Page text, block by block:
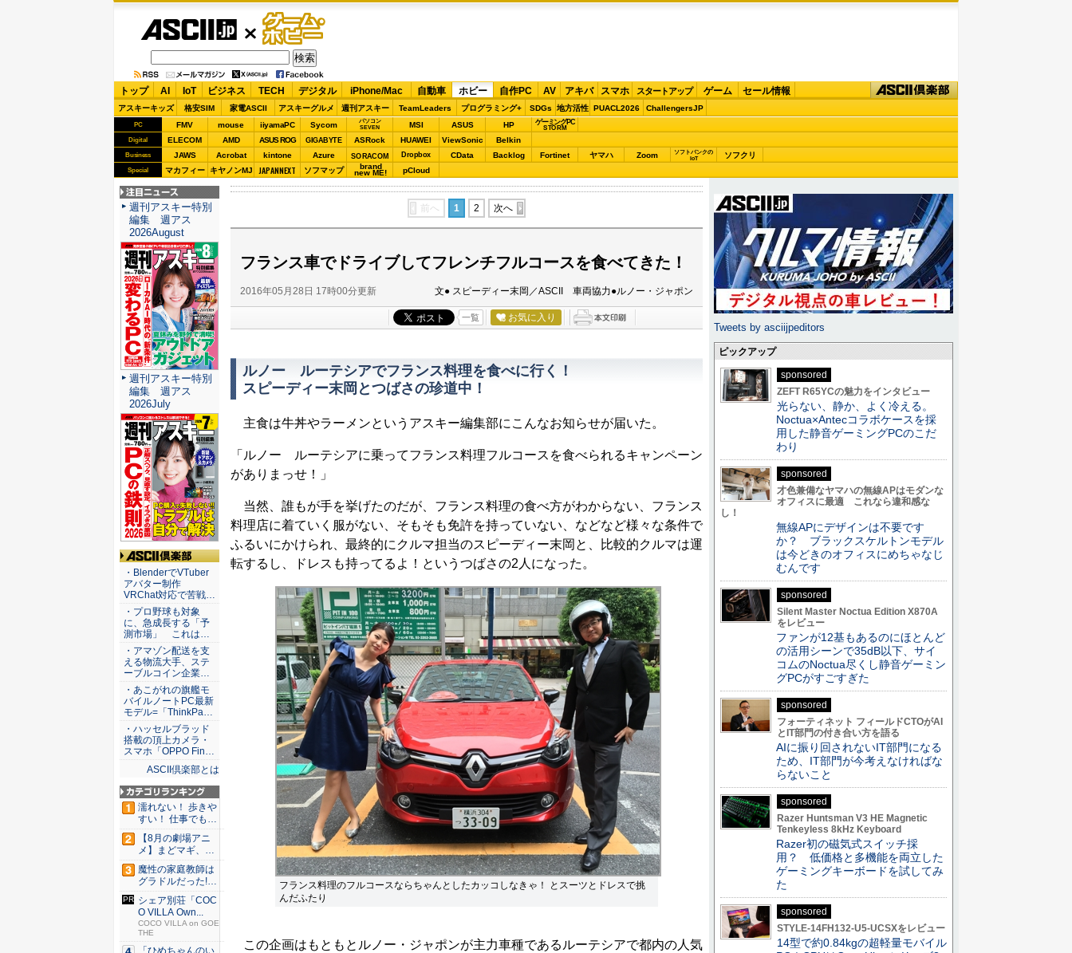
ゲーム・
ホビー
トップ AI IoT ビジネス TECH デジタル iPhone/Mac 自動車 ホビー 自作PC AV アキバ スマホ スタートアップ ゲーム セール情報
アスキーキッズ 格安SIM 家電ASCII アスキーグルメ 週刊アスキー TeamLeaders プログラミング+ SDGs 地方活性 PUACL2026 ChallengersJP
PC FMV mouse iiyamaPC Sycom
パソコン
SEVEN
MSI ASUS HP ゲーミングPC
STORM
Digital ELECOM AMD ASUS ROG GIGABYTE ASRock HUAWEI ViewSonic Belkin
Business JAWS Acrobat kintone Azure SORACOM Dropbox CData Backlog Fortinet ヤマハ Zoom
ソフトバンクの
IoT
ソフクリ
Special マカフィー キヤノンMJ JAPANNEXT ソフマップ brand
new ME! pCloud
前へ 1 2 次へ
フランス車でドライブしてフレンチフルコースを食べてきた！
2016年05月28日 17時00分更新 文● スピーディー末岡／ASCII 車両協力●ルノー・ジャポン
一覧 お気に入り
ルノー ルーテシアでフランス料理を食べに行く！
スピーディー末岡とつばさの珍道中！
主食は牛丼やラーメンというアスキー編集部にこんなお知らせが届いた。
「ルノー ルーテシアに乗ってフランス料理フルコースを食べられるキャンペーン
がありまっせ！」
当然、誰もが手を挙げたのだが、フランス料理の食べ方がわからない、フランス
料理店に着ていく服がない、そもそも免許を持っていない、などなど様々な条件で
ふるいにかけられ、最終的にクルマ担当のスピーディー末岡と、比較的クルマは運
転するし、ドレスも持ってるよ！というつばさの2人になった。
フランス料理のフルコースならちゃんとしたカッコしなきゃ！ とスーツとドレスで挑
んだふたり
この企画はもともとルノー・ジャポンが主力車種であるルーテシアで都内の人気
注目ニュース
週刊アスキー特別
編集 週アス
2026August
週刊アスキー特別
編集 週アス
2026July
ASCII倶楽部
・BlenderでVTuber
アバター制作
VRChat対応で苦戦…
・プロ野球も対象
に、急成長する「予
測市場」 これは…
・アマゾン配送を支
える物流大手、ステ
ーブルコイン企業…
・あこがれの旗艦モ
バイルノートPC最新
モデル=「ThinkPa…
・ハッセルブラッド
搭載の頂上カメラ・
スマホ「OPPO Fin…
ASCII倶楽部とは
濡れない！ 歩きや
すい！ 仕事でも履
ける...
【8月の劇場アニ
メ】まどマギ、13
年ぶり...
魔性の家庭教師は
グラドルだった!?
村雨...
シェア別荘「COC
O VILLA Own...
COCO VILLA on GOE
THE
Tweets by asciijpeditors
ピックアップ
sponsored
ZEFT R65YCの魅力をインタビュー
光らない、静か、よく冷える。
Noctua×Antecコラボケースを採
用した静音ゲーミングPCのこだ
わり
sponsored
才色兼備なヤマハの無線APはモダンな
オフィスに最適 これなら違和感な
し！
無線APにデザインは不要です
か？ ブラックスケルトンモデル
は今どきのオフィスにめちゃなじ
むんです
sponsored
Silent Master Noctua Edition X870A
をレビュー
ファンが12基もあるのにほとんど
の活用シーンで35dB以下、サイ
コムのNoctua尽くし静音ゲーミン
グPCがすごすぎた
sponsored
フォーティネット フィールドCTOがAI
とIT部門の付き合い方を語る
AIに振り回されないIT部門になる
ため、IT部門が今考えなければな
らないこと
sponsored
Razer Huntsman V3 HE Magnetic
Tenkeyless 8kHz Keyboard
Razer初の磁気式スイッチ採
用？ 低価格と多機能を両立した
ゲーミングキーボードを試してみ
た
sponsored
STYLE-14FH132-U5-UCSXをレビュー
14型で約0.84kgの超軽量モバイル